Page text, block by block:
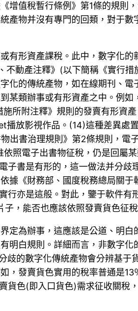
增值稅暫行條例》第1條的規則
產物并沒有專門的回類，對于
有形資產課稅。此中，數字化
不動產注釋》(以下簡稱《實行
化的傳統產物，如在線期刊、
類辦事或有形資產之中。例
所附注釋》規則的發賣有形資
放影視作品。(14)這種差異處
出書治理規則》第2條規則，電
照電子出書物征稅，仍是回屬
書是有形的，這一做法并分
據《財務部、國度稅務總局關
亦是這般。對此，鑒于軟件
，能否也應該依照發賣貨色征稅
定為辦事，這應該是公道、明
明白規則。詳細而言，非數字
的數字化傳統產物會分辨基于
，發賣貨色實用的稅率普通是
色(即入口貨色)需求征收關稅